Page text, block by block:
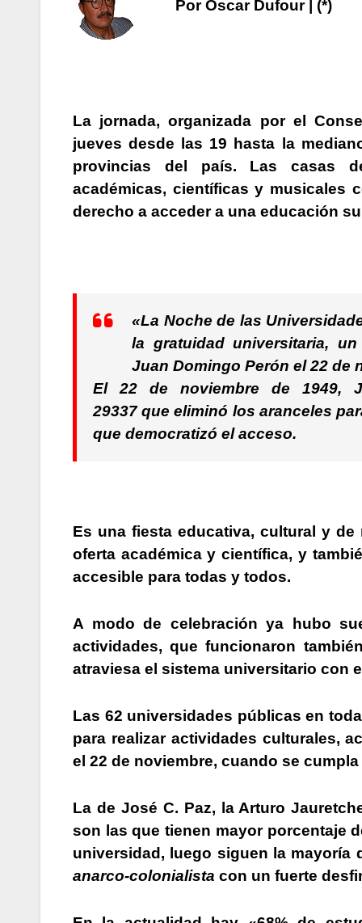
Por Oscar Dufour | (*)
La jornada, organizada por el
jueves desde las 19 hasta la
provincias del país. Las casas
académicas, científicas y musicales
derecho a acceder a una educación
«La Noche de las
la gratuidad universitaria,
Juan Domingo Perón el 22 de
El 22 de noviembre de 1949,
29337 que eliminó los aranceles
que democratizó el acceso.
Es una fiesta educativa, cultural y
oferta académica y científica, y
accesible para todas y todos.
A modo de celebración ya hubo
actividades, que funcionaron
atraviesa el sistema universitario con
Las 62 universidades públicas en
para realizar actividades culturales,
el 22 de noviembre, cuando se
La de José C. Paz, la Arturo
son las que tienen mayor porcentaje
universidad, luego siguen la mayoría
anarco-colonialista con un fuerte